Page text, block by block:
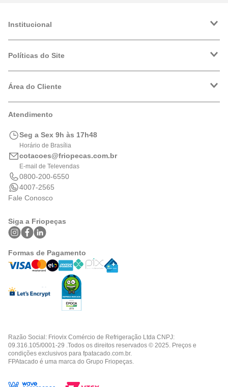
Institucional
Trabalhe Conosco
Políticas do Site
Política de Privacidade
Logística
Área do Cliente
Meus Pedidos
Portal de Boletos
Atendimento
Seg a Sex 9h às 17h48
Horário de Brasília
cotacoes@friopecas.com.br
E-mail de Televendas
0800-200-6550
4007-2565
Fale Conosco
Siga a Friopeças
Formas de Pagamento
Razão Social: Friovix Comércio de Refrigeração Ltda CNPJ:
09.316.105/0001-29 .Todos os direitos reservados © 2025. Preços e
condições exclusivos para fpatacado.com.br.
FPAtacado é uma marca do Grupo Friopeças.